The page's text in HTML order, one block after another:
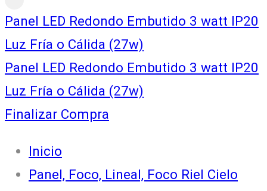
Panel LED Redondo Embutido 3 watt IP20
Luz Fría o Cálida (27w)
Panel LED Redondo Embutido 3 watt IP20
Luz Fría o Cálida (27w)
Finalizar Compra
Inicio
Panel, Foco, Lineal, Foco Riel Cielo